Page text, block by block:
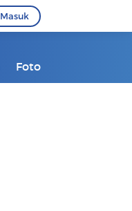
Masuk
Foto